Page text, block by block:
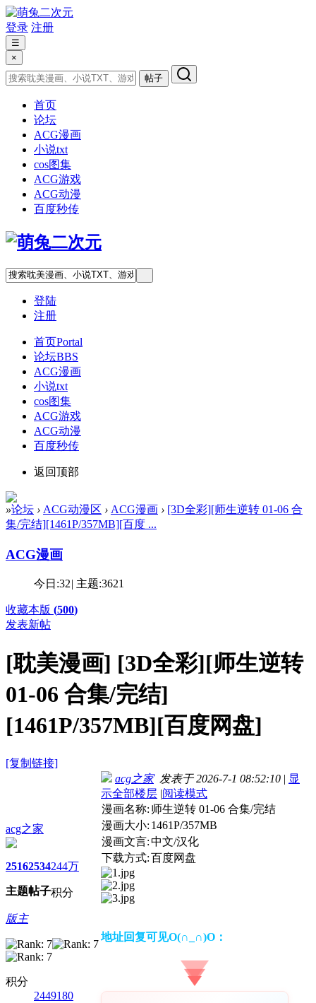
登录 注册
☰
×
帖子
首页
论坛
ACG漫画
小说txt
cos图集
ACG游戏
ACG动漫
百度秒传
登陆
注册
首页Portal
论坛BBS
ACG漫画
小说txt
cos图集
ACG游戏
ACG动漫
百度秒传
返回顶部
»论坛 › ACG动漫区 › ACG漫画 › [3D全彩][师生逆转 01-06 合
集/完结][1461P/357MB][百度 ...
ACG漫画
今日:32| 主题:3621
收藏本版 (500)
发表新帖
[耽美漫画] [3D全彩][师生逆转
01-06 合集/完结]
[1461P/357MB][百度网盘]
[复制链接]
acg之家
2516
主题
2534
帖子
244万
积分
版主
积分
2449180
acg之家发表于 2026-7-1 08:52:10 | 显
示全部楼层 |阅读模式
漫画名称: 师生逆转 01-06 合集/完结
漫画大小: 1461P/357MB
漫画文言:中文/汉化
下载方式:百度网盘
地址回复可见O(∩_∩)O：